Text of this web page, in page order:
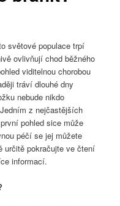
světové populace trpí
ovlivňují chod běžného
viditelnou chorobou
tráví dlouhé dny
nebude nikdo
z nejčastějších
pohled sice může
péčí se jej můžete
určitě pokračujte ve čtení
informací.